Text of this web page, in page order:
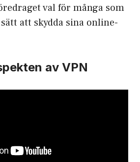
val för många som
att skydda sina online-
av VPN